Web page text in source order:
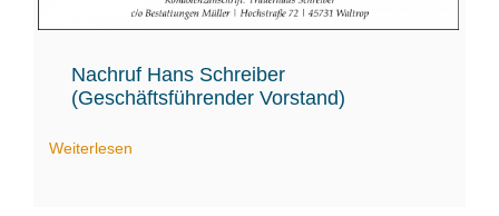
Nachruf Hans Schreiber
(Geschäftsführender Vorstand)
Weiterlesen